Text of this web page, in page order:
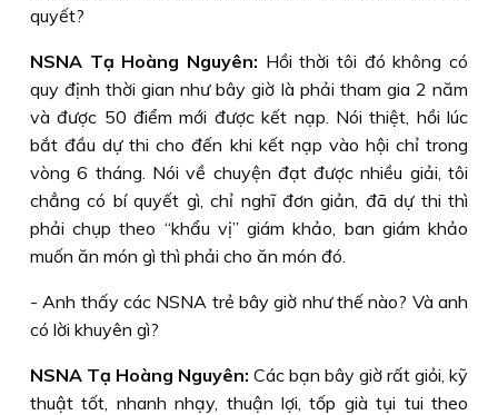
quyết?
NSNA Tạ Hoàng Nguyên: Hồi thời tôi đó không có
quy định thời gian như bây giờ là phải tham gia 2 năm
và được 50 điểm mới được kết nạp. Nói thiệt, hồi lúc
bắt đầu dự thi cho đến khi kết nạp vào hội chỉ trong
vòng 6 tháng. Nói về chuyện đạt được nhiều giải, tôi
chẳng có bí quyết gì, chỉ nghĩ đơn giản, đã dự thi thì
phải chụp theo “khẩu vị” giám khảo, ban giám khảo
muốn ăn món gì thì phải cho ăn món đó.
- Anh thấy các NSNA trẻ bây giờ như thế nào? Và anh
có lời khuyên gì?
NSNA Tạ Hoàng Nguyên: Các bạn bây giờ rất giỏi, kỹ
thuật tốt, nhanh nhạy, thuận lợi, tốp già tụi tui theo